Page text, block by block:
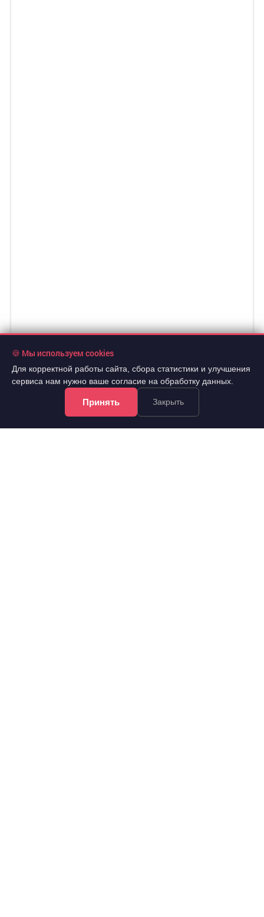
🍪 Мы используем cookies
Для корректной работы сайта, сбора статистики и улучшения
сервиса нам нужно ваше согласие на обработку данных.
Принять Закрыть